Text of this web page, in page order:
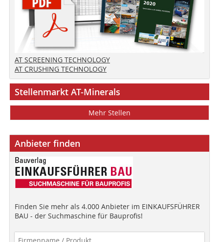
AT SCREENING TECHNOLOGY
AT CRUSHING TECHNOLOGY
Stellenmarkt AT-Minerals
Mehr Stellen
Anbieter finden
Finden Sie mehr als 4.000 Anbieter im EINKAUFSFÜHRER
BAU - der Suchmaschine für Bauprofis!